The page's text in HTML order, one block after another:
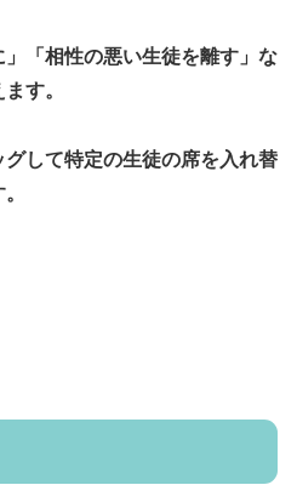
」「相性の悪い生徒を離す」な
す。
して特定の生徒の席を入れ替